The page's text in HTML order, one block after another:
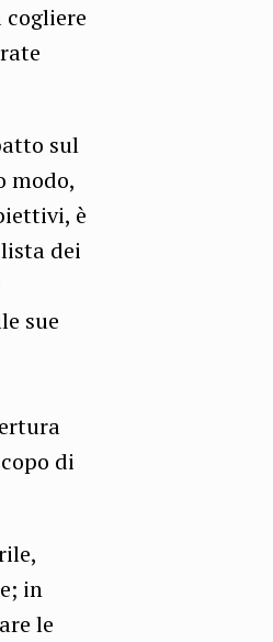
cogliere
sul
modo,
è
dei
sue
di
in
le